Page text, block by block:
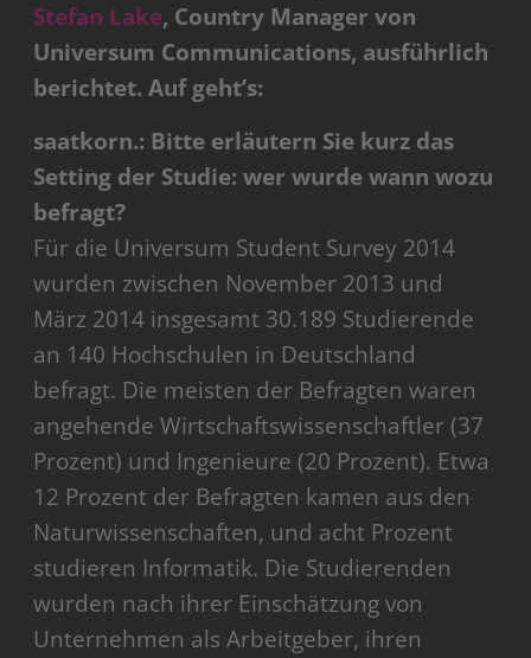
Stefan Lake, Country Manager von
Universum Communications, ausführlich
berichtet. Auf geht’s:
saatkorn.: Bitte erläutern Sie kurz das
Setting der Studie: wer wurde wann wozu
befragt?
Für die Universum Student Survey 2014
wurden zwischen November 2013 und
März 2014 insgesamt 30.189 Studierende
an 140 Hochschulen in Deutschland
befragt. Die meisten der Befragten waren
angehende Wirtschaftswissenschaftler (37
Prozent) und Ingenieure (20 Prozent). Etwa
12 Prozent der Befragten kamen aus den
Naturwissenschaften, und acht Prozent
studieren Informatik. Die Studierenden
wurden nach ihrer Einschätzung von
Unternehmen als Arbeitgeber, ihren